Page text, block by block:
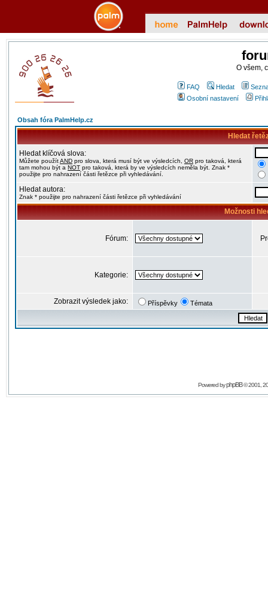
O všem,
FAQ Hledat
Osobní nastavení
Obsah fóra PalmHelp.cz
Hledat
Hledat klíčová slova:
Můžete použítAND pro slova, která musí být ve výsledcích, OR pro taková, která
tam mohou být a NOT pro taková, která by ve výsledcích neměla být. Znak *
použijte pro nahrazení části řetězce při vyhledávání.
Hledat autora:
Znak * použijte pro nahrazení části řetězce při vyhledávání
Možnosti
Fórum:
Kategorie:
Zobrazit výsledek jako: Příspěvky Témata
Powered byphpBB© 2001,